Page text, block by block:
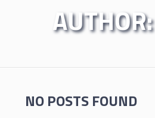
AUTHOR:
NO POSTS FOUND